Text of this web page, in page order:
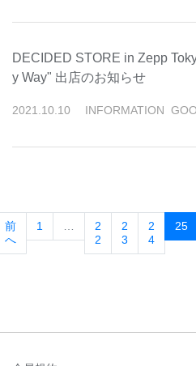
DECIDED STORE in Zepp
y Way" 出店のお知らせ
2021 10 10 INFORMATION
前
へ
1
2
2
2
3
2
4
25